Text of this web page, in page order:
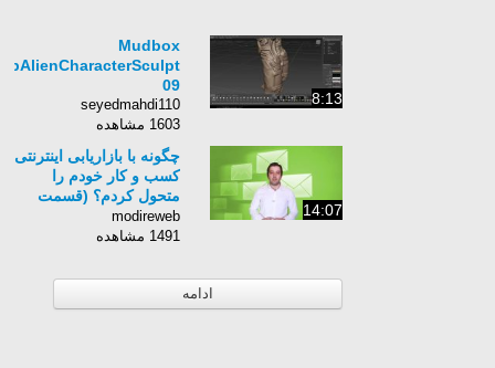
8:13
Mudbox
09
seyedmahdi110
1603 مشاهده
14:07
چگونه با بازاریابی اینترنتی
کسب و کار خودم را
متحول کردم؟ (قسمت
دوم)
modireweb
1491 مشاهده
ادامه